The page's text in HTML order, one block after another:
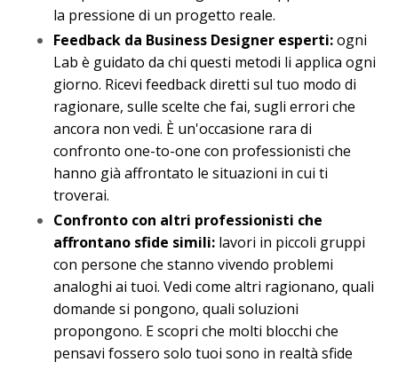
la pressione di un progetto reale.
Feedback da Business Designer esperti:ogni
Lab è guidato da chi questi metodi li applica ogni
giorno. Ricevi feedback diretti sul tuo modo di
ragionare, sulle scelte che fai, sugli errori che
ancora non vedi. È un'occasione rara di
confronto one-to-one con professionisti che
hanno già affrontato le situazioni in cui ti
troverai.
Confronto con altri professionisti che
affrontano sfide simili: lavori in piccoli gruppi
con persone che stanno vivendo problemi
analoghi ai tuoi. Vedi come altri ragionano, quali
domande si pongono, quali soluzioni
propongono. E scopri che molti blocchi che
pensavi fossero solo tuoi sono in realtà sfide